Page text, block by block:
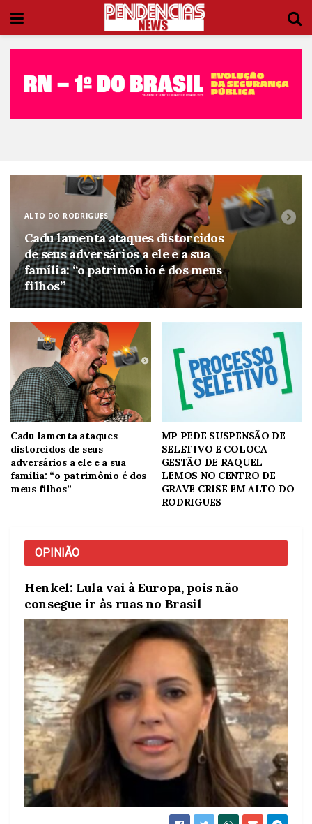
é dos
MP PEDE SUSPENSÃO DE
SELETIVO E COLOCA
GESTÃO DE RAQUEL
LEMOS NO CENTRO DE
GRAVE CRISE EM ALTO DO
“Caloteiro está no seu
palanque”, diz Cadu de
ao rebater Allyson e
aliança com Robinson
OPINIÃO
Henkel: Lula vai à Europa, pois não
consegue ir às ruas no Brasil